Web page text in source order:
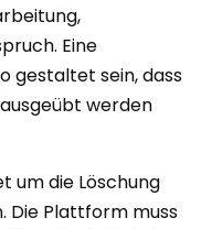
Eine
gestaltet sein, dass
werden
um die Löschung
Die Plattform muss